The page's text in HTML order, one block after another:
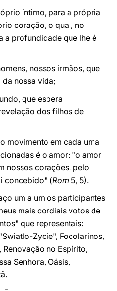
íntimo, para a própria
coração, o qual, no
a profundidade que lhe é
nossos irmãos, que
nossa vida;
que espera
dos filhos de
movimento em cada uma
é o amor: "o amor
nossos corações, pelo
concebido" (Rom 5, 5).
um a um os participantes
mais cordiais votos de
que representais:
Zycie", Focolarinos,
no Espírito,
Senhora, Oásis,